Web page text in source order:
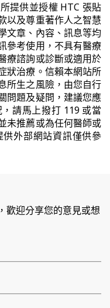
提供並授權 HTC 張貼
以及尊重著作人之智慧
文章、內容、訊息等均
參考使用，不具有醫療
療諮詢或診斷或適用於
狀治療。信賴本網站所
所生之風險，由您自行
問題及疑問，建議您應
請馬上撥打 119 或當
未推薦或為任何醫師或
外部網站資訊僅供參
歡迎分享您的意見或想